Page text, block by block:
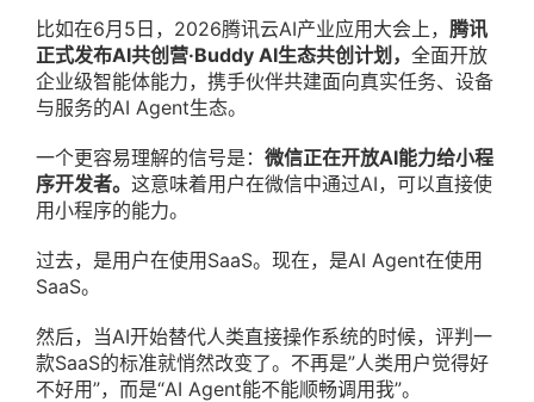
比如在6月5日，2026腾讯云AI产业应用大会上， 腾讯
正式发布AI共创营·Buddy AI生态共创计划， 全面开放
企业级智能体能力，携手伙伴共建面向真实任务、设备
与服务的AI Agent生态。
一个更容易理解的信号是： 微信正在开放AI能力给小程
序开发者。 这意味着用户在微信中通过AI，可以直接使
用小程序的能力。
过去，是用户在使用SaaS。现在，是AI Agent在使用
SaaS。
然后，当AI开始替代人类直接操作系统的时候，评判一
款SaaS的标准就悄然改变了。不再是”人类用户觉得好
不好用”，而是“AI Agent能不能顺畅调用我”。